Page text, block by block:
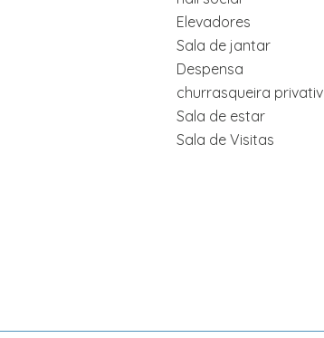
Elevadores
Sala de jantar
Despensa
churrasqueira
Sala de estar
Sala de Visitas